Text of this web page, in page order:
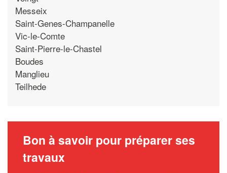
Messeix
Saint-Genes-Champanelle
Vic-le-Comte
Saint-Pierre-le-Chastel
Boudes
Manglieu
Teilhede
Bon à savoir pour préparer ses
travaux